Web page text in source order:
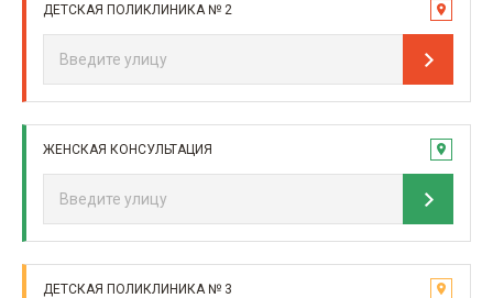
ДЕТСКАЯ ПОЛИКЛИНИКА № 2
ЖЕНСКАЯ КОНСУЛЬТАЦИЯ
ДЕТСКАЯ ПОЛИКЛИНИКА № 3